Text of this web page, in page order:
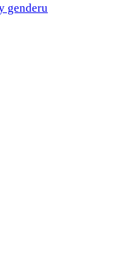
genderu